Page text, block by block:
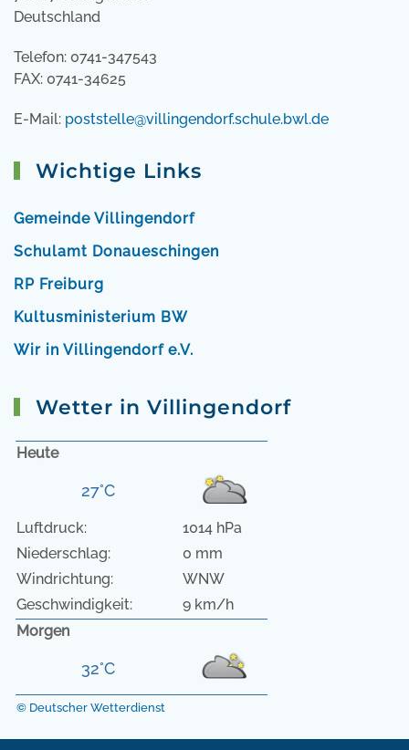
Deutschland
Telefon: 0741-347543
FAX: 0741-34625
E-Mail: poststelle@villingendorf.schule.bwl.de
Wichtige Links
Gemeinde Villingendorf
Schulamt Donaueschingen
RP Freiburg
Kultusministerium BW
Wir in Villingendorf e.V.
Wetter in Villingendorf
Heute
27°C
Luftdruck:
1014 hPa
Niederschlag:
0 mm
Windrichtung:
WNW
Geschwindigkeit:
9 km/h
Morgen
32°C
© Deutscher Wetterdienst